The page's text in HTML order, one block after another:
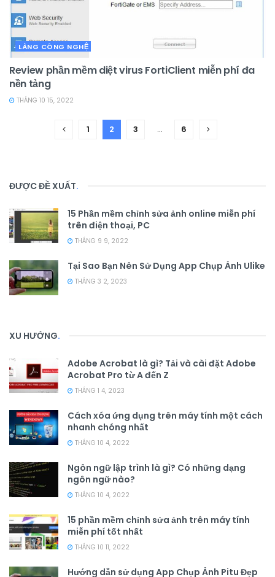
LÀNG CÔNG NGHỆ
Review phần mềm diệt virus FortiClient miễn phí đa
nền tảng
THÁNG 10 15, 2022
1 2 3 … 6
ĐƯỢC ĐỀ XUẤT.
15 Phần mềm chỉnh sửa ảnh online miễn phí
trên điện thoại, PC
THÁNG 9 9, 2022
Tại Sao Bạn Nên Sử Dụng App Chụp Ảnh Ulike
THÁNG 3 2, 2023
XU HƯỚNG.
Adobe Acrobat là gì? Tải và cài đặt Adobe
Acrobat Pro từ A đến Z
THÁNG 1 4, 2023
Cách xóa ứng dụng trên máy tính một cách
nhanh chóng nhất
THÁNG 10 4, 2022
Ngôn ngữ lập trình là gì? Có những dạng
ngôn ngữ nào?
THÁNG 10 4, 2022
15 phần mềm chỉnh sửa ảnh trên máy tính
miễn phí tốt nhất
THÁNG 10 11, 2022
Hướng dẫn sử dụng App Chụp Ảnh Pitu Đẹp